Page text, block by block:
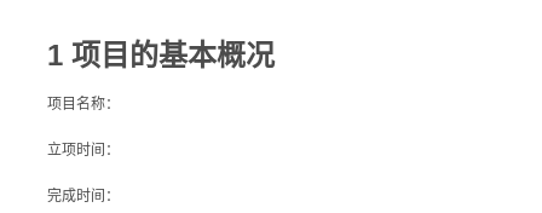
1 项目的基本概况
项目名称：
立项时间：
完成时间：